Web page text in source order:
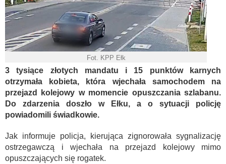
Fot. KPP Ełk
3 tysiące złotych mandatu i 15 punktów karnych
otrzymała kobieta, która wjechała samochodem na
przejazd kolejowy w momencie opuszczania szlabanu.
Do zdarzenia doszło w Ełku, a o sytuacji policję
powiadomili świadkowie.
Jak informuje policja, kierująca zignorowała sygnalizację
ostrzegawczą i wjechała na przejazd kolejowy mimo
opuszczających się rogatek.